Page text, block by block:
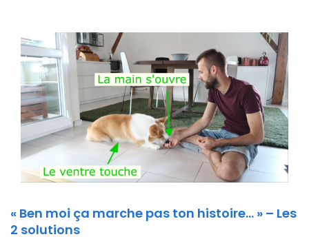
« Ben moi ça marche pas ton histoire… » – Les
2 solutions